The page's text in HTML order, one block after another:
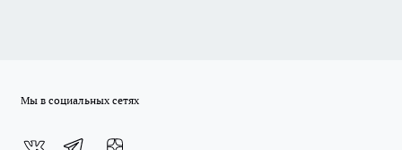
Мы в социальных сетях